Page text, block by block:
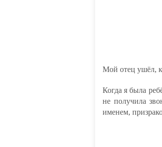
Мой отец ушёл,
Когда я была
не получила
именем,